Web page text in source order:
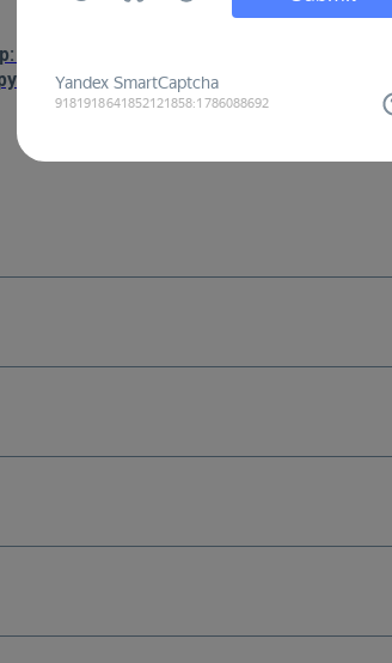
Grand Funk Railroad,
в 1974 году